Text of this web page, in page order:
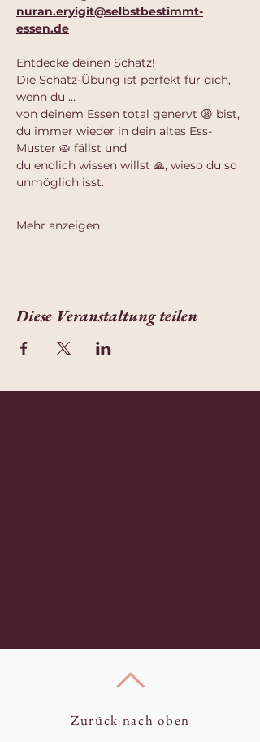
nuran.eryigit@selbstbestimmt-
essen.de
Entdecke deinen Schatz!
Die Schatz-Übung ist perfekt für dich,
wenn du …
von deinem Essen total genervt 😩 bist,
du immer wieder in dein altes Ess-
Muster 🥧 fällst und
du endlich wissen willst 🙏, wieso du so
unmöglich isst.
Mehr anzeigen
Diese Veranstaltung teilen
Zurück nach oben